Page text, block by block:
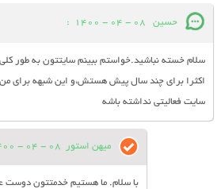
حسین 08 - 04 - 1400
:
سلام خسته نباشید.خواستم ببینم سایتتون به طور
اکثرا برای چند سال پیش هستش،و این شبهه برای من
سایت فعالیتی نداشته باشه
میهن استور 08 - 04 - 1400
با سلام. ما هستیم خدمتتون دوست